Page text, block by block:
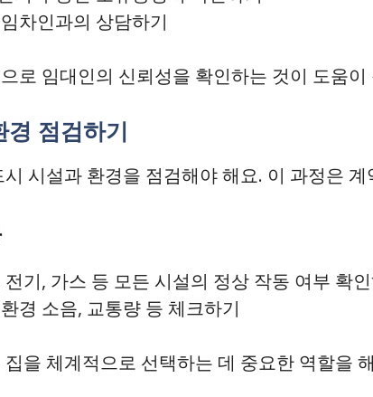
차인과의 상담하기
로 임대인의 신뢰성을 확인하는 것이 도움이
점검하기
시설과 환경을 점검해야 해요. 이 과정은
전기, 가스 등 모든 시설의 정상 작동 여부 확
경 소음, 교통량 등 체크하기
을 체계적으로 선택하는 데 중요한 역할을